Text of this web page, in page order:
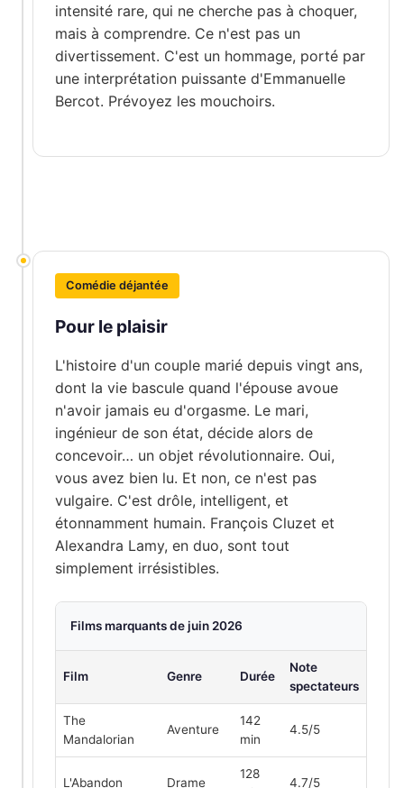
intensité rare, qui ne cherche pas à choquer,
mais à comprendre. Ce n'est pas un
divertissement. C'est un hommage, porté par
une interprétation puissante d'Emmanuelle
Bercot. Prévoyez les mouchoirs.
Comédie déjantée
Pour le plaisir
L'histoire d'un couple marié depuis vingt ans,
dont la vie bascule quand l'épouse avoue
n'avoir jamais eu d'orgasme. Le mari,
ingénieur de son état, décide alors de
concevoir… un objet révolutionnaire. Oui,
vous avez bien lu. Et non, ce n'est pas
vulgaire. C'est drôle, intelligent, et
étonnamment humain. François Cluzet et
Alexandra Lamy, en duo, sont tout
simplement irrésistibles.
Films marquants de juin 2026
Film Genre Durée
Note
spectateurs
The
Mandalorian
Aventure
142
min
4.5/5
L'Abandon Drame
128
4.7/5